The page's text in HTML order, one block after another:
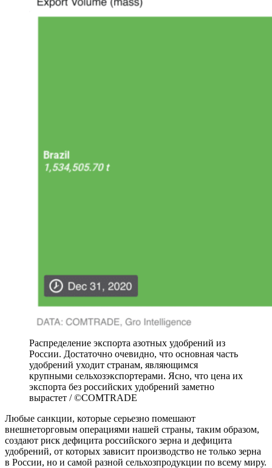
Распределение экспорта азотных удобрений из
России. Достаточно очевидно, что основная часть
удобрений уходит странам, являющимся
крупными сельхозэкспортерами. Ясно, что цена их
экспорта без российских удобрений заметно
вырастет / ©COMTRADE
Любые санкции, которые серьезно помешают
внешнеторговым операциями нашей страны, таким образом,
создают риск дефицита российского зерна и дефицита
удобрений, от которых зависит производство не только зерна
в России, но и самой разной сельхозпродукции по всему миру.